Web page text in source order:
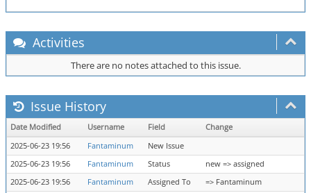
Activities
There are no notes attached to this issue.
Issue History
Date Modified Username Field
Change
2025-06-23 19:56
Fantaminum
New Issue
2025-06-23 19:56
Fantaminum Status
new => assigned
2025-06-23 19:56
Fantaminum Assigned To => Fantaminum